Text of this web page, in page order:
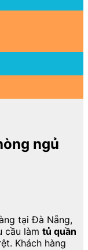
ngủ
tại Đà Nẵng,
cầu làm tủ quần
Khách hàng